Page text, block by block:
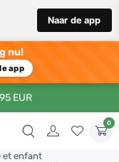
Naar de app
nu!
app
EUR
0
et enfant